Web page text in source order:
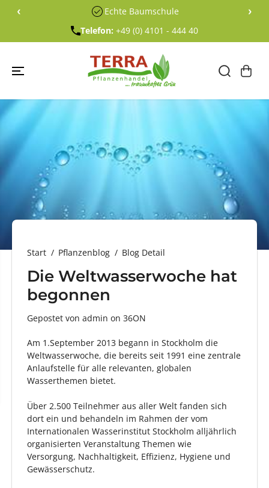
EN SIE ZU
‹ Echte Baumschule ›
Telefon: +49 (0) 4101 - 444 40
Start Pflanzenblog Blog Detail
Die Weltwasserwoche hat
begonnen
Gepostet von admin on 36ON
Am 1.September 2013 begann in Stockholm die
Weltwasserwoche, die bereits seit 1991 eine zentrale
Anlaufstelle für alle relevanten, globalen
Wasserthemen bietet.
Über 2.500 Teilnehmer aus aller Welt fanden sich
dort ein und behandeln im Rahmen der vom
Internationalen Wasserinstitut Stockholm alljährlich
organisierten Veranstaltung Themen wie
Versorgung, Nachhaltigkeit, Effizienz, Hygiene und
Gewässerschutz.